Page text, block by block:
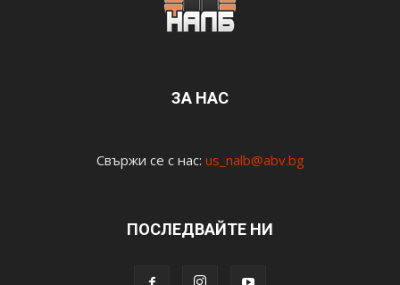
ЗА НАС
Свържи се с нас: us_nalb@abv.bg
ПОСЛЕДВАЙТЕ НИ